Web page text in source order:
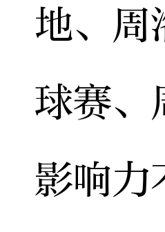
地、
球赛
影响力